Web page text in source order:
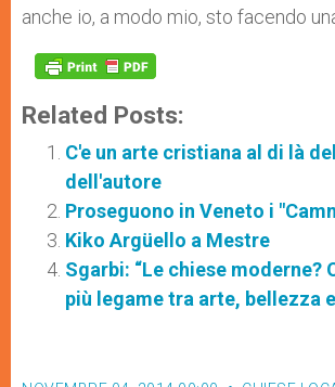
anche io, a modo mio, sto facendo
Related Posts:
C'e un arte cristiana al di là
dell'autore
Proseguono in Veneto i
Kiko Argüello a Mestre
Sgarbi: “Le chiese moderne?
più legame tra arte, bellezza